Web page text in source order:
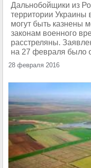
Дальнобойщики из
территории Украины
могут быть казнены
законам военного
расстреляны.
на 27 февраля было
28 февраля 2016